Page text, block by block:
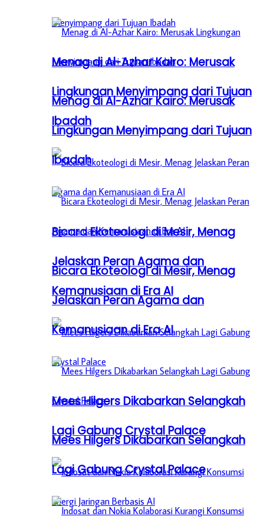
Menag di Al-Azhar Kairo: Merusak
Lingkungan Menyimpang dari Tujuan
Ibadah
Bicara Ekoteologi di Mesir, Menag
Jelaskan Peran Agama dan
Kemanusiaan di Era AI
Mees Hilgers Dikabarkan Selangkah
Lagi Gabung Crystal Palace
Menag di Al-Azhar Kairo: Merusak
Lingkungan Menyimpang dari Tujuan
Ibadah
Bicara Ekoteologi di Mesir, Menag
Jelaskan Peran Agama dan
Kemanusiaan di Era AI
Mees Hilgers Dikabarkan Selangkah
Lagi Gabung Crystal Palace